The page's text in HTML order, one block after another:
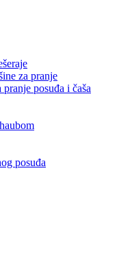
za pranje
posuđa i čaša
posuđa